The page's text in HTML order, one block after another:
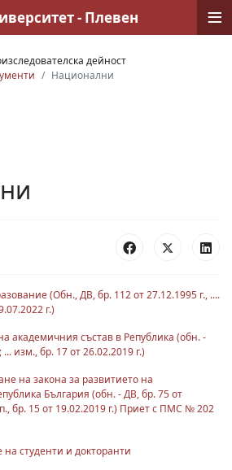
дейност
Национални
(Обн., ДВ, бр. 112 от 27.12.1995 г., ....
г.)
академичния състав в Република (обн. -
изм., бр. 17 от 26.02.2019 г.)
на закона за развитието на
България (обн. - ДВ, бр. 75 от
бр. 15 от 19.02.2019 г.) Приет с ПМС № 202
студенти и докторанти
- Плевен ≡